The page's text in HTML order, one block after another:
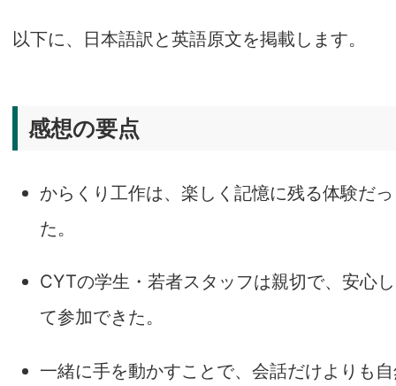
以下に、日本語訳と英語原文を掲載します。
感想の要点
からくり工作は、楽しく記憶に残る体験だっ
た。
CYTの学生・若者スタッフは親切で、安心し
て参加できた。
一緒に手を動かすことで、会話だけよりも